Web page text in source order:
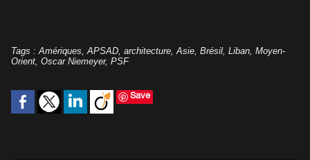
Tags :Amériques,APSAD, architecture,Asie, Brésil, Liban, Moyen-
Orient, Oscar Niemeyer, PSF
Save